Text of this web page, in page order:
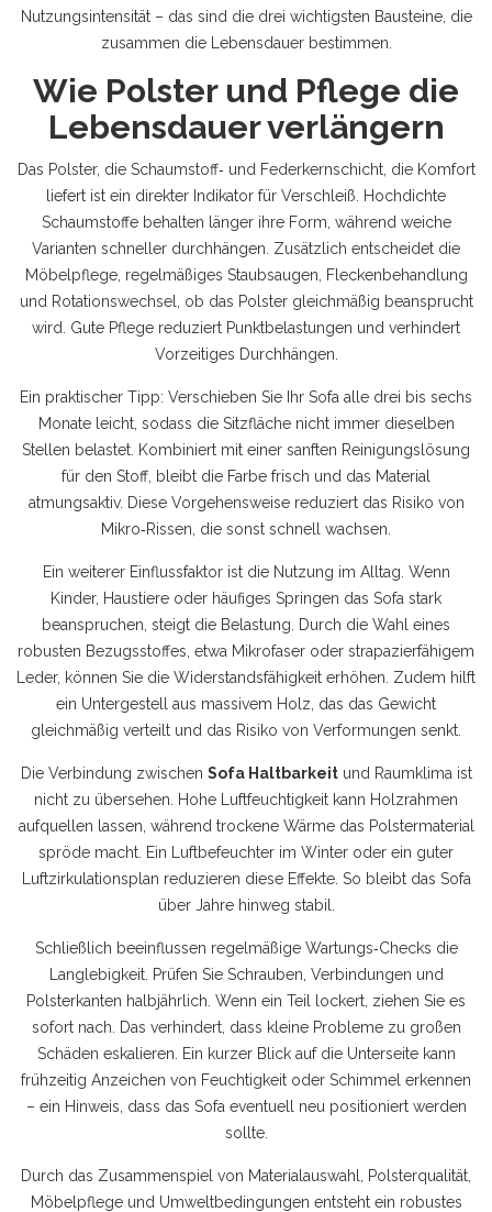
Nutzungsintensität – das sind die drei wichtigsten Bausteine, die
zusammen die Lebensdauer bestimmen.
Wie Polster und Pflege die
Lebensdauer verlängern
Das Polster, die Schaumstoff‑ und Federkernschicht, die Komfort
liefert ist ein direkter Indikator für Verschleiß. Hochdichte
Schaumstoffe behalten länger ihre Form, während weiche
Varianten schneller durchhängen. Zusätzlich entscheidet die
Möbelpflege, regelmäßiges Staubsaugen, Fleckenbehandlung
und Rotationswechsel
, ob das Polster gleichmäßig beansprucht
wird. Gute Pflege reduziert Punktbelastungen und verhindert
Vorzeitiges Durchhängen.
Ein praktischer Tipp: Verschieben Sie Ihr Sofa alle drei bis sechs
Monate leicht, sodass die Sitzfläche nicht immer dieselben
Stellen belastet. Kombiniert mit einer sanften Reinigungslösung
für den Stoff, bleibt die Farbe frisch und das Material
atmungsaktiv. Diese Vorgehensweise reduziert das Risiko von
Mikro‑Rissen, die sonst schnell wachsen.
Ein weiterer Einflussfaktor ist die Nutzung im Alltag. Wenn
Kinder, Haustiere oder häufiges Springen das Sofa stark
beanspruchen, steigt die Belastung. Durch die Wahl eines
robusten Bezugs­stoffes, etwa Mikrofaser oder strapazierfähigem
Leder, können Sie die Widerstandsfähigkeit erhöhen. Zudem hilft
ein Untergestell aus massivem Holz, das das Gewicht
gleichmäßig verteilt und das Risiko von Verformungen senkt.
Die Verbindung zwischen Sofa Haltbarkeitund Raumklima ist
nicht zu übersehen. Hohe Luftfeuchtigkeit kann Holzrahmen
aufquellen lassen, während trockene Wärme das Polstermaterial
spröde macht. Ein Luftbefeuchter im Winter oder ein guter
Luftzirkulationsplan reduzieren diese Effekte. So bleibt das Sofa
über Jahre hinweg stabil.
Schließlich beeinflussen regelmäßige Wartungs‑Checks die
Langlebigkeit. Prüfen Sie Schrauben, Verbindungen und
Polsterkanten halbjährlich. Wenn ein Teil lockert, ziehen Sie es
sofort nach. Das verhindert, dass kleine Probleme zu großen
Schäden eskalieren. Ein kurzer Blick auf die Unterseite kann
frühzeitig Anzeichen von Feuchtigkeit oder Schimmel erkennen
– ein Hinweis, dass das Sofa eventuell neu positioniert werden
sollte.
Durch das Zusammenspiel von Materialauswahl, Polsterqualität,
Möbelpflege und Umweltbedingungen entsteht ein robustes